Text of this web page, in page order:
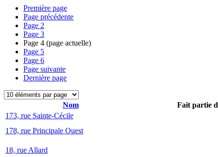
Première page
Page précédente
Page 2
Page 3
Page 4 (page actuelle)
Page 5
Page 6
Page suivante
Dernière page
Nom
Fait partie
173, rue Sainte-Cécile
178, rue Principale Ouest
18, rue Allard